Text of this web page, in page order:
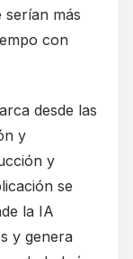
serían más
con
desde las
y
y
se
la IA
y genera